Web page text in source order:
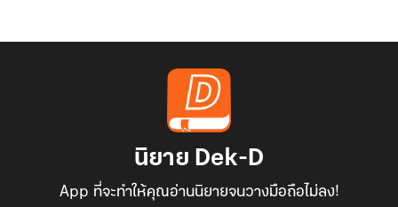
นิยาย Dek-D
App ที่จะทำให้คุณอ่านนิยายจนวางมือถือไม่ลง!